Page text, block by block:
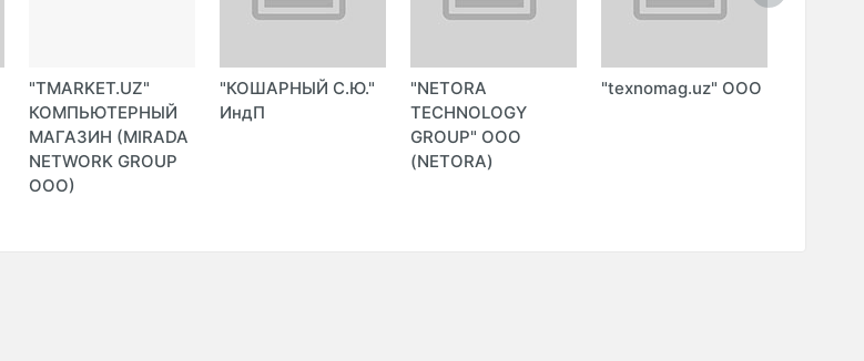
"TMARKET.UZ"
КОМПЬЮТЕРНЫЙ
МАГАЗИН (MIRADA
NETWORK GROUP
ООО)
"КОШАРНЫЙ С.Ю."
ИндП
"NETORA
TECHNOLOGY
GROUP" ООО
(NETORA)
"texnomag.uz" ООО